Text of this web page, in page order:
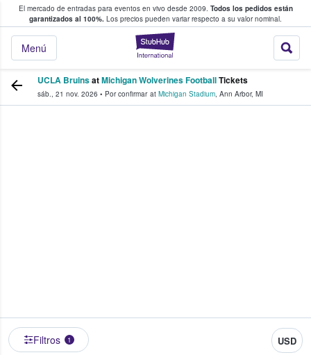
El mercado de entradas para eventos en vivo desde 2009. Todos los pedidos están
garantizados al 100%. Los precios pueden variar respecto a su valor nominal.
StubHub:
Menú
y venta de entradas entre fans
UCLA BruinsatMichigan Wolverines FootballTickets
sáb., 21 nov. 2026 • Por confirmar at Michigan Stadium, Ann Arbor, MI
Filtros 1 USD